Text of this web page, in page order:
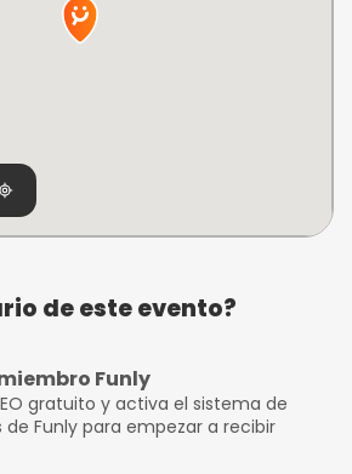
de este evento?
Funly
gratuito y activa el sistema de
de Funly para empezar a recibir